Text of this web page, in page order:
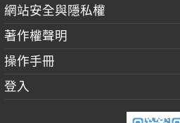
網站安全與隱私權
著作權聲明
操作手冊
登入